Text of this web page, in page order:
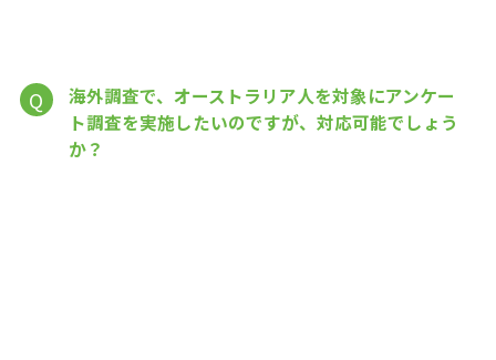
Q
海外調査で、オーストラリア人を対象にアンケー
ト調査を実施したいのですが、対応可能でしょう
か？